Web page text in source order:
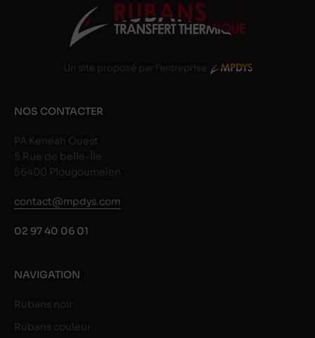
Un site proposé par l'entreprise
NOS CONTACTER
PA Keneah Ouest
5 Rue de belle-Île
56400 Plougoumelen
contact@mpdys.com
02 97 40 06 01
NAVIGATION
Rubans noir
Rubans couleur